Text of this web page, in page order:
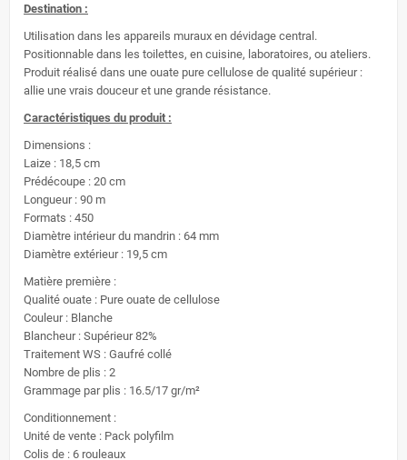
Destination :
Utilisation dans les appareils muraux en dévidage central.
Positionnable dans les toilettes, en cuisine, laboratoires, ou ateliers.
Produit réalisé dans une ouate pure cellulose de qualité supérieur :
allie une vrais douceur et une grande résistance.
Caractéristiques du produit :
Dimensions :
Laize : 18,5 cm
Prédécoupe : 20 cm
Longueur : 90 m
Formats : 450
Diamètre intérieur du mandrin : 64 mm
Diamètre extérieur : 19,5 cm
Matière première :
Qualité ouate : Pure ouate de cellulose
Couleur : Blanche
Blancheur : Supérieur 82%
Traitement WS : Gaufré collé
Nombre de plis : 2
Grammage par plis : 16.5/17 gr/m²
Conditionnement :
Unité de vente : Pack polyfilm
Colis de : 6 rouleaux